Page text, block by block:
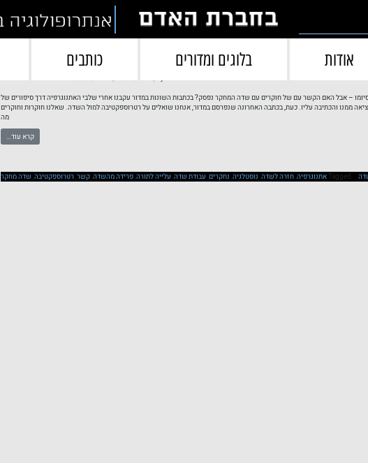
אודות בלוגים ומדורים כותבים
תגית:נחקרים
האם אפשר לחזור לשדה?
– אבל האם הקשר עם של חוקרים עם שדה המחקר נפסק? בכתבות השונות במדור עקבנו אחרי שלבי האתנוגרפיה דרך סיפורים של
ממנו והכתיבה עליו. כעת, בכתבה האחרונה שנפרסם במדור, אנחנו שואלים על רטרוספקטיבה למול השדה. שאלנו חוקרות וחוקרים
מה
קרא עוד…
Taggedאתנוגרפיה חזרה לשדה נוסטלגיה נחקרים עבודת שדה עלייה לתורה פרידה מהשדה קשר רטרוספקטיבה שדה מחקר